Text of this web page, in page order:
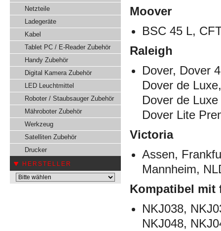
Netzteile
Ladegeräte
Kabel
Tablet PC / E-Reader Zubehör
Handy Zubehör
Digital Kamera Zubehör
LED Leuchtmittel
Roboter / Staubsauger Zubehör
Mähroboter Zubehör
Werkzeug
Satelliten Zubehör
Drucker
HERSTELLER
Moover
BSC 45 L,
Raleigh
Dover, Dover
Dover de
Dover de
Dover Lite
Victoria
Assen,
Mannheim,
Kompatibel mit
NKJ038,
NKJ048,